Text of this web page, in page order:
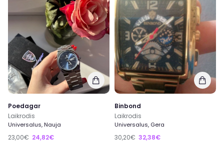
Poedagar
Laikrodis
Universalus, Nauja
23,00€ 24,82€
Binbond
Laikrodis
Universalus, Gera
30,20€ 32,38€